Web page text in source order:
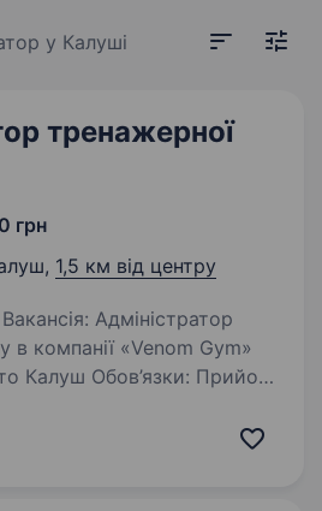
у Калуші
тренажерної
грн
1,5 км від центру
в компанії «Venom Gym»
Обов’язки: Прийом
Контроль